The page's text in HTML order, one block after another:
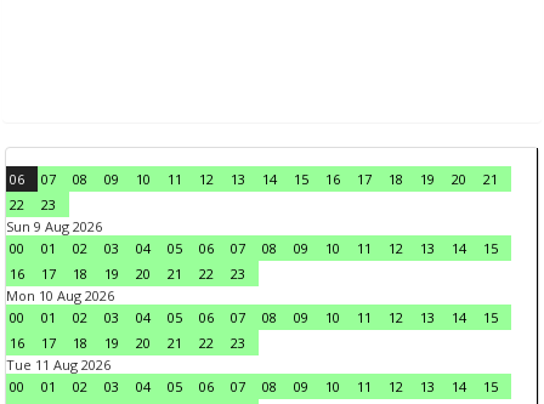
06 07 08 09 10 11 12 13 14 15 16 17 18 19 20
21
22
23
Sun 9 Aug 2026
00
01 02 03 04 05 06 07 08 09 10 11 12 13 14
15
16
17 18 19 20 21 22
23
Mon 10 Aug 2026
00
01 02 03 04 05 06 07 08 09 10 11 12 13 14
15
16
17 18 19 20 21 22
23
Tue 11 Aug 2026
00
01 02 03 04 05 06 07 08 09 10 11 12 13 14
15